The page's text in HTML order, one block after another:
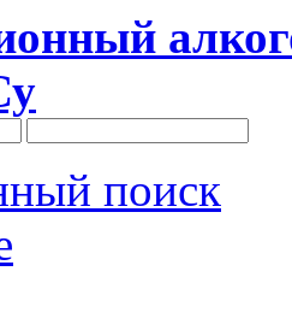
поиск